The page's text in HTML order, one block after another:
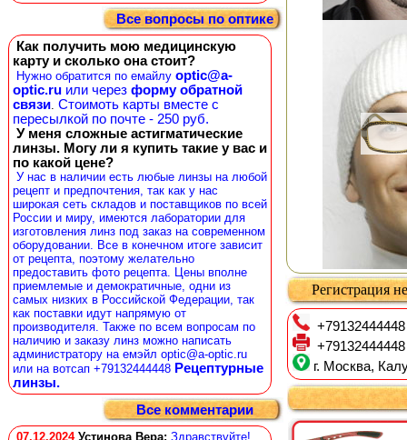
Все вопросы по оптике
Как получить мою медицинскую
карту и сколько она стоит?
Нужно обратится по емайлу optic@a-
optic.ru или через форму обратной
связи. Стоимоть карты вместе с
пересылкой по почте - 250 руб.
У меня сложные астигматические
линзы. Могу ли я купить такие у вас и
по какой цене?
У нас в наличии есть любые линзы на любой
рецепт и предпочтения, так как у нас
широкая сеть складов и поставщиков по всей
России и миру, имеются лаборатории для
изготовления линз под заказ на современном
оборудовании. Все в конечном итоге зависит
от рецепта, поэтому желательно
предоставить фото рецепта. Цены вполне
приемлемые и демократичные, одни из
самых низких в Российской Федерации, так
как поставки идут напрямую от
производителя. Также по всем вопросам по
наличию и заказу линз можно написать
администратору на емэйл optic@a-optic.ru
или на вотсап +79132444448 Рецептурные
линзы.
Все комментарии
07.12.2024 Устинова Вера: Здравствуйте!
Регистрация
+79132444448
+79132444448
г. Москва,